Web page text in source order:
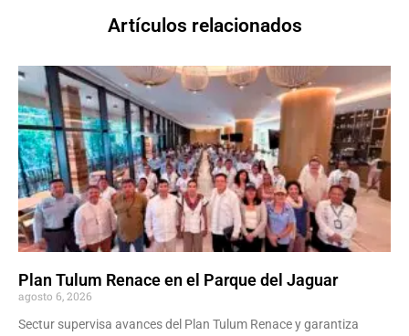
Artículos relacionados
Plan Tulum Renace en el Parque del Jaguar
agosto 6, 2026
Sectur supervisa avances del Plan Tulum Renace y garantiza